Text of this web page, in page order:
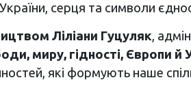
серця та символи
Ліліани Гуцуляк,
миру, гідності, Європи й
які формують наше